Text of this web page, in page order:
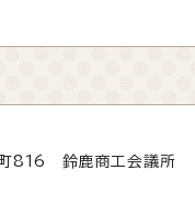
816 鈴鹿商工会議所